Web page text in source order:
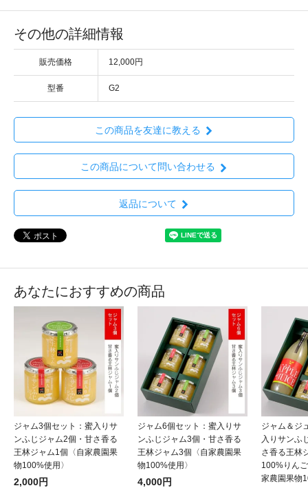
その他の詳細情報
販売価格 12,000円
型番 G2
この商品を友達に教える
この商品について問い合わせる
返品について
あなたにおすすめの商品
ジャム3個セット：蜜入りサ
ンふじジャム2個・甘さ香る
王林ジャム1個〈自家農園果
物100%使用〉
2,000円
ジャム6個セット：蜜入りサ
ンふじジャム3個・甘さ香る
王林ジャム3個〈自家農園果
物100%使用〉
4,000円
ジャム＆ジ
入りサンふ
さ香る王林
100%りん
家農園果物